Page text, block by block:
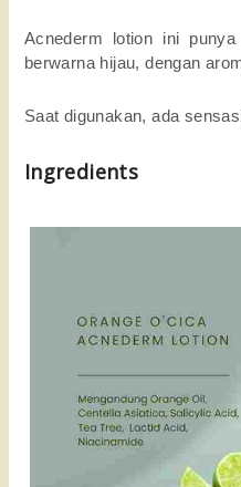
Acnederm lotion ini
berwarna hijau, dengan
Saat digunakan, ada
Ingredients